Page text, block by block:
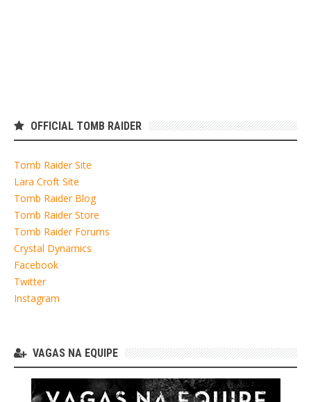
OFFICIAL TOMB RAIDER
Tomb Raider Site
Lara Croft Site
Tomb Raider Blog
Tomb Raider Store
Tomb Raider Forums
Crystal Dynamics
Facebook
Twitter
Instagram
VAGAS NA EQUIPE